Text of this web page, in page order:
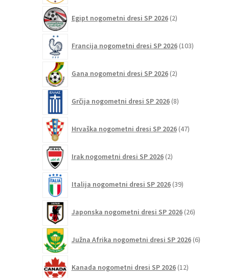
Egipt nogometni dresi SP 2026 2izdelka
Francija nogometni dresi SP 2026 103izdelki
Gana nogometni dresi SP 2026 2izdelka
Grčija nogometni dresi SP 2026 8izdelkov
Hrvaška nogometni dresi SP 2026 47izdelkov
Irak nogometni dresi SP 2026 2izdelka
Italija nogometni dresi SP 2026 39izdelkov
Japonska nogometni dresi SP 2026 26izdelkov
Južna Afrika nogometni dresi SP 2026 6izdelkov
Kanada nogometni dresi SP 2026 12izdelkov